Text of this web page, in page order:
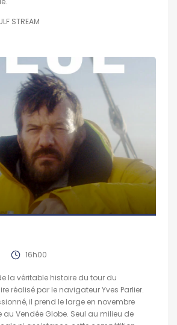
STREAM
16h00
la véritable histoire du tour du
réalisé par le navigateur Yves Parlier.
il prend le large en novembre
au Vendée Globe. Seul au milieu de